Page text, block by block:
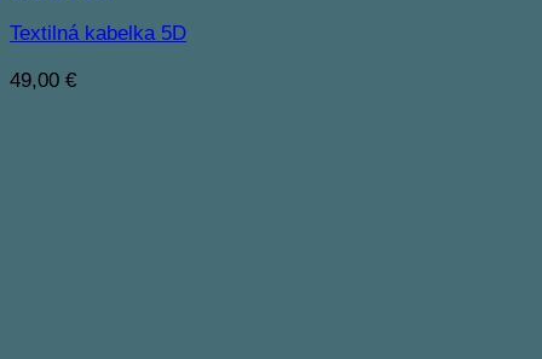
Textilná kabelka 5D
49,00 €